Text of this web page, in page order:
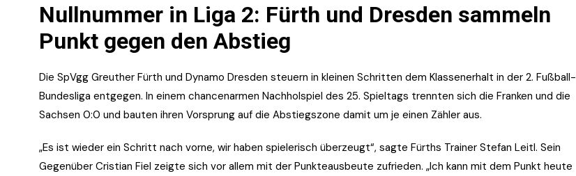
Nullnummer in Liga 2: Fürth und Dresden sammeln
Punkt gegen den Abstieg
Die SpVgg Greuther Fürth und Dynamo Dresden steuern in kleinen Schritten dem Klassenerhalt in der 2. Fußball-
Bundesliga entgegen. In einem chancenarmen Nachholspiel des 25. Spieltags trennten sich die Franken und die
Sachsen 0:0 und bauten ihren Vorsprung auf die Abstiegszone damit um je einen Zähler aus.
„Es ist wieder ein Schritt nach vorne, wir haben spielerisch überzeugt“, sagte Fürths Trainer Stefan Leitl. Sein
Gegenüber Cristian Fiel zeigte sich vor allem mit der Punkteausbeute zufrieden. „Ich kann mit dem Punkt heute